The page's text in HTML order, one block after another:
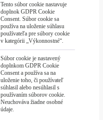
Tento súbor cookie nastavuje
doplnok GDPR Cookie
Consent. Súbor cookie sa
používa na uloženie súhlasu
používateľa pre súbory cookie
v kategórii „Výkonnostné“.
Súbor cookie je nastavený
doplnkom GDPR Cookie
Consent a používa sa na
uloženie toho, či používateľ
súhlasil alebo nesúhlasil s
používaním súborov cookie.
Neuchováva žiadne osobné
údaje.